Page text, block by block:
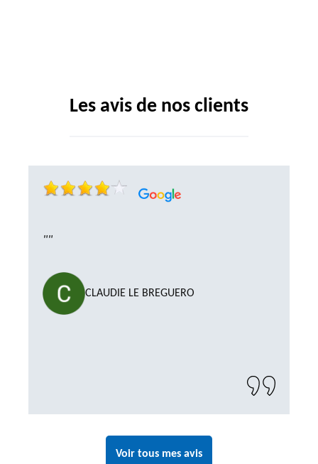
Les avis de nos clients
""
CLAUDIE LE BREGUERO
Voir tous mes avis